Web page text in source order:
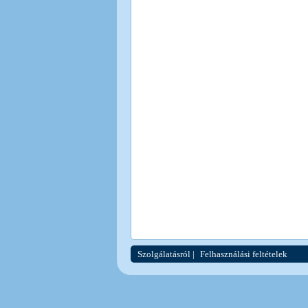
Szolgálatásról | Felhasználási feltételek